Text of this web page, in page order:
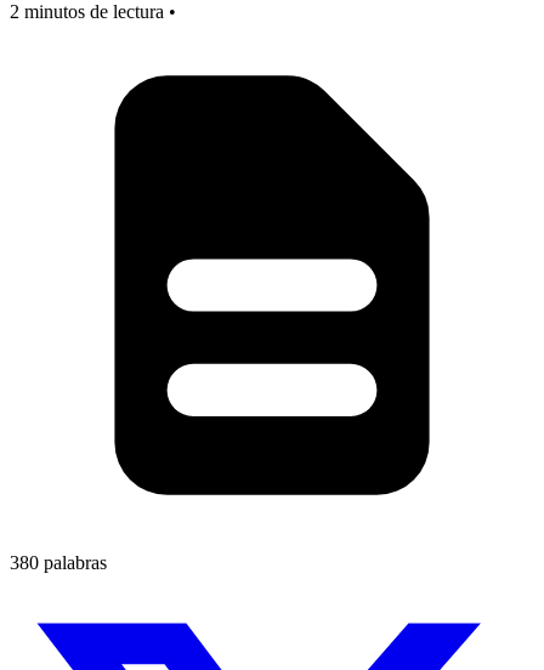
2 minutos de lectura •
380 palabras